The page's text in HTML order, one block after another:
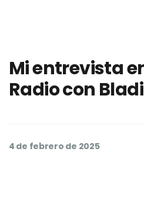
Mi entrevista
Radio con
4 de febrero de 2025